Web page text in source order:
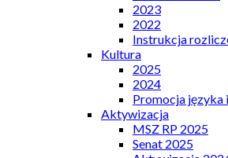
2023
2022
Instrukcja
Kultura
2025
2024
Promocja języka
Aktywizacja
MSZ RP 2025
Senat 2025